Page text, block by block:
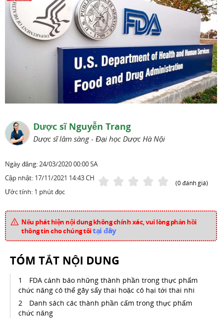
Dược sĩ Nguyễn Trang
Dược sĩ lâm sàng - Đại học Dược Hà Nội
Ngày đăng: 24/03/2020 00:00 SA
Cập nhật: 17/11/2021 14:43 CH
Ước tính: 1 phút đọc
(0 đánh giá)
Nếu phát hiện nội dung không chính xác, vui lòng phản hồi
thông tin cho chúng tôitại đây
TÓM TẮT NỘI DUNG
FDA cảnh báo những thành phần trong thực phẩm
chức năng có thể gây sẩy thai hoặc có hại tới thai nhi
Danh sách các thành phần cấm trong thực phẩm
chức năng